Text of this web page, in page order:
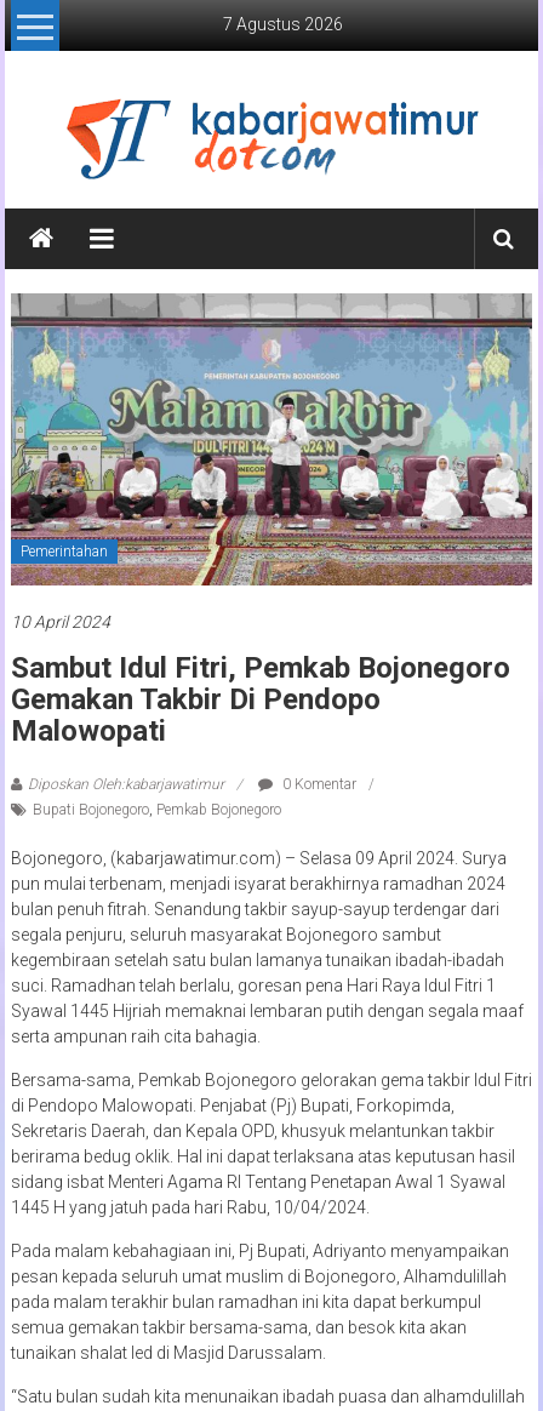
Lompat
ke
7 Agustus 2026
Kabar
Jawa
Timur
Media
Online
Jawa
Timur
Pemerintahan
10 April 2024
Sambut Idul Fitri, Pemkab Bojonegoro
Gemakan Takbir Di Pendopo
Malowopati
Diposkan Oleh:kabarjawatimur
0 Komentar
Bupati Bojonegoro, Pemkab Bojonegoro
Bojonegoro, (kabarjawatimur.com) – Selasa 09 April 2024. Surya
pun mulai terbenam, menjadi isyarat berakhirnya ramadhan 2024
bulan penuh fitrah. Senandung takbir sayup-sayup terdengar dari
segala penjuru, seluruh masyarakat Bojonegoro sambut
kegembiraan setelah satu bulan lamanya tunaikan ibadah-ibadah
suci. Ramadhan telah berlalu, goresan pena Hari Raya Idul Fitri 1
Syawal 1445 Hijriah memaknai lembaran putih dengan segala maaf
serta ampunan raih cita bahagia.
Bersama-sama, Pemkab Bojonegoro gelorakan gema takbir Idul Fitri
di Pendopo Malowopati. Penjabat (Pj) Bupati, Forkopimda,
Sekretaris Daerah, dan Kepala OPD, khusyuk melantunkan takbir
berirama bedug oklik. Hal ini dapat terlaksana atas keputusan hasil
sidang isbat Menteri Agama RI Tentang Penetapan Awal 1 Syawal
1445 H yang jatuh pada hari Rabu, 10/04/2024.
Pada malam kebahagiaan ini, Pj Bupati, Adriyanto menyampaikan
pesan kepada seluruh umat muslim di Bojonegoro, Alhamdulillah
pada malam terakhir bulan ramadhan ini kita dapat berkumpul
semua gemakan takbir bersama-sama, dan besok kita akan
tunaikan shalat Ied di Masjid Darussalam.
“Satu bulan sudah kita menunaikan ibadah puasa dan alhamdulillah